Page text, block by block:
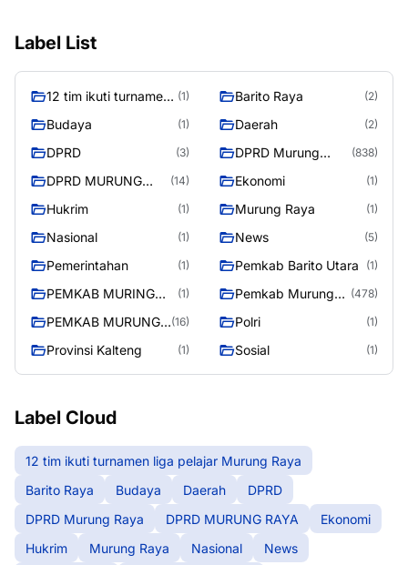
Label List
12 tim ikuti turnamen
liga pelajar Murung
Raya
(1) Barito Raya (2)
Budaya (1) Daerah (2)
DPRD (3)
DPRD Murung
Raya
(838)
DPRD MURUNG
RAYA
(14) Ekonomi (1)
Hukrim (1) Murung Raya (1)
Nasional (1) News (5)
Pemerintahan (1) Pemkab Barito Utara (1)
PEMKAB MURING
RAYA
(1)
Pemkab Murung
Raya
(478)
PEMKAB MURUNG
RAYA
(16) Polri (1)
Provinsi Kalteng (1) Sosial (1)
Label Cloud
12 tim ikuti turnamen liga pelajar Murung Raya
Barito Raya
Budaya Daerah
DPRD
DPRD Murung Raya
DPRD MURUNG RAYA
Ekonomi
Hukrim
Murung Raya Nasional
News